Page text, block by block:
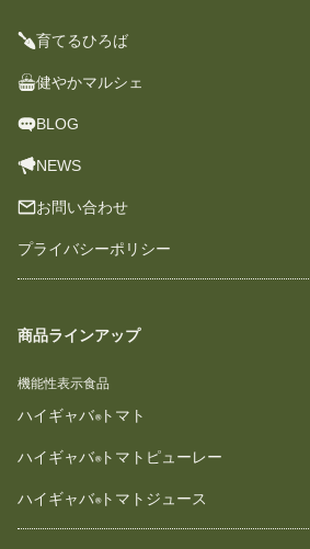
育てるひろば
健やかマルシェ
BLOG
NEWS
お問い合わせ
プライバシーポリシー
商品ラインアップ
機能性表示食品
ハイギャバ トマト
ハイギャバ トマトピューレー
ハイギャバ トマトジュース